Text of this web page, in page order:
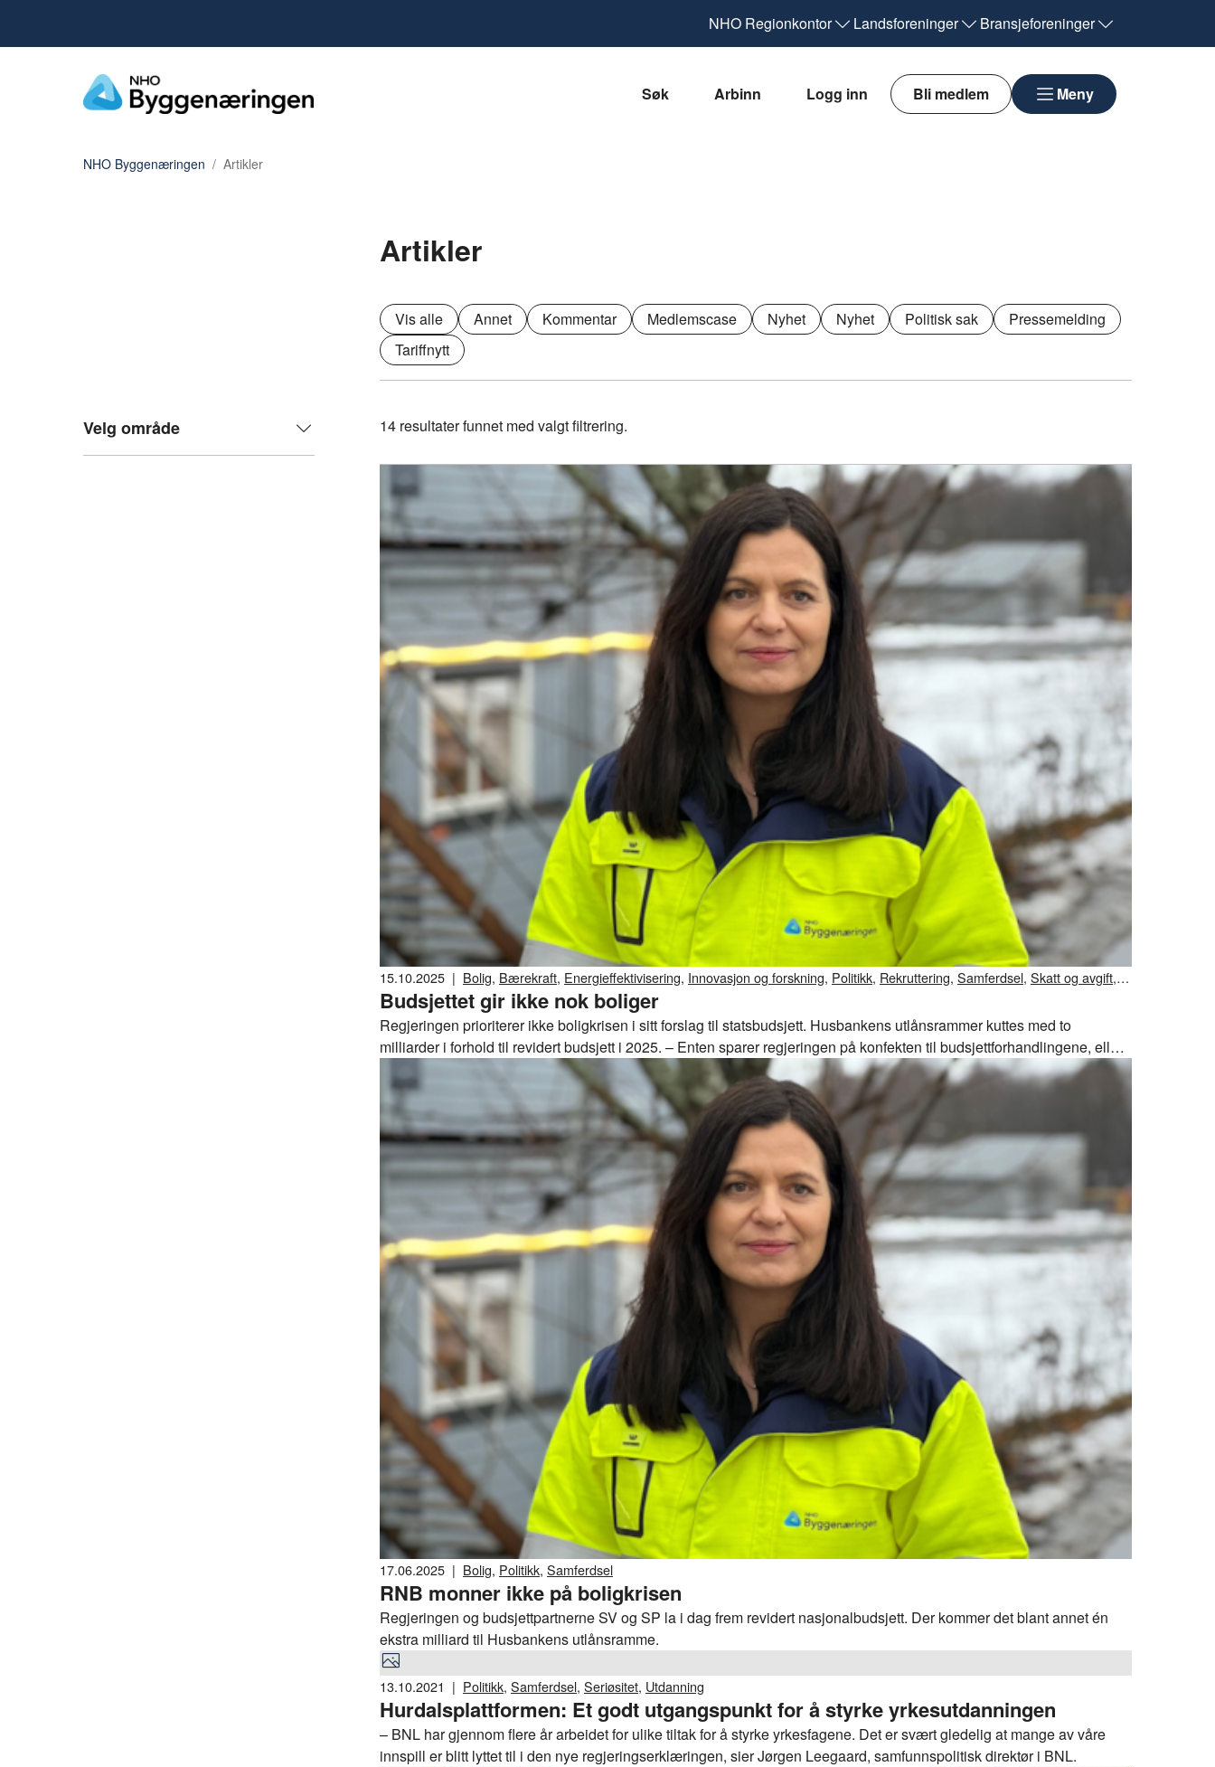
NHO Regionkontor Landsforeninger Bransjeforeninger
Søk Arbinn Logg inn Bli medlem Meny
NHO Byggenæringen Artikler
Artikler
Vis alle Annet Kommentar Medlemscase Nyhet Nyhet Politisk sak
Pressemelding
Tariffnytt
Velg område 14 resultater funnet med valgt filtrering.
15.10.2025 | Bolig, Bærekraft, Energieffektivisering, Innovasjon og forskning, Politikk, Rekruttering, Samferdsel, Skatt og avgift,
Utdanning,Arbeidsliv
Budsjettet gir ikke nok boliger
Regjeringen prioriterer ikke boligkrisen i sitt forslag til statsbudsjett. Husbankens utlånsrammer kuttes med to
milliarder i forhold til revidert budsjett i 2025. – Enten sparer regjeringen på konfekten til budsjettforhandlingene, eller
så sakker de tempoet mot eget boligmål, sier Nina Solli i NHO Byggenæringen.
17.06.2025 | Bolig, Politikk, Samferdsel
RNB monner ikke på boligkrisen
Regjeringen og budsjettpartnerne SV og SP la i dag frem revidert nasjonalbudsjett. Der kommer det blant annet én
ekstra milliard til Husbankens utlånsramme.
13.10.2021 | Politikk, Samferdsel, Seriøsitet, Utdanning
Hurdalsplattformen: Et godt utgangspunkt for å styrke yrkesutdanningen
– BNL har gjennom flere år arbeidet for ulike tiltak for å styrke yrkesfagene. Det er svært gledelig at mange av våre
innspill er blitt lyttet til i den nye regjeringserklæringen, sier Jørgen Leegaard, samfunnspolitisk direktør i BNL.